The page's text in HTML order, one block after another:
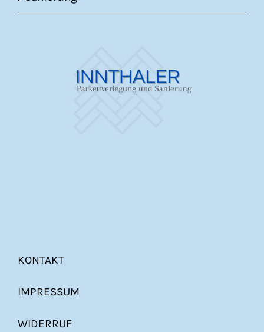
KONTAKT
IMPRESSUM
WIDERRUF